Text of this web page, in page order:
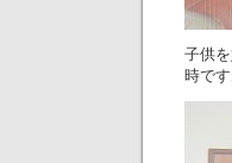
子供
時です